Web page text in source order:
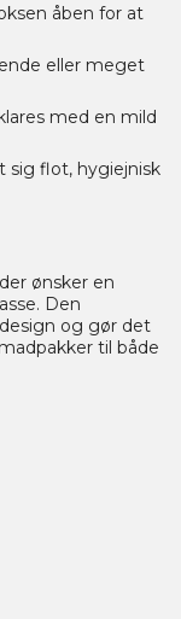
åben for at
eller meget
med en mild
sig flot, hygiejnisk
ønsker en
Den
og gør det
til både